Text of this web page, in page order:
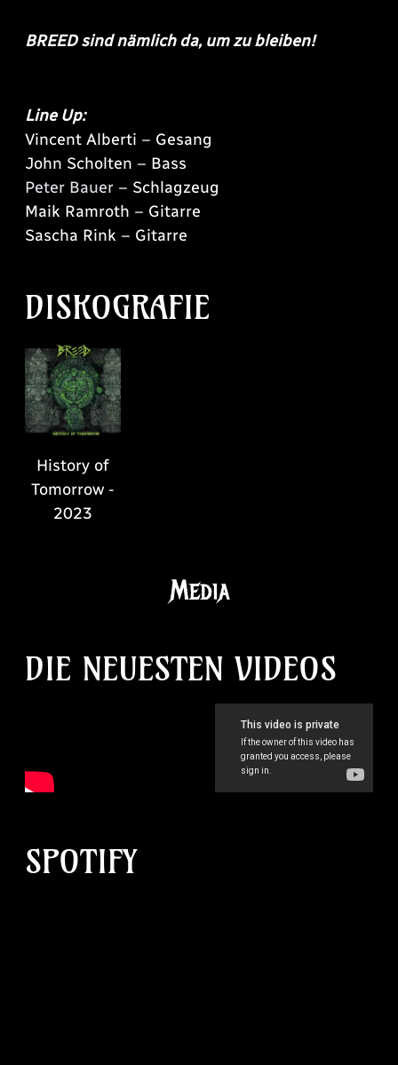
BREED sind nämlich da, um zu bleiben!
Line Up:
Vincent Alberti – Gesang
John Scholten – Bass
Peter Bauer – Schlagzeug
Maik Ramroth – Gitarre
Sascha Rink – Gitarre
DISKOGRAFIE
History of
Tomorrow -
2023
Media
DIE NEUESTEN VIDEOS
SPOTIFY